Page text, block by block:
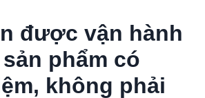
được vận hành
phẩm có
không phải